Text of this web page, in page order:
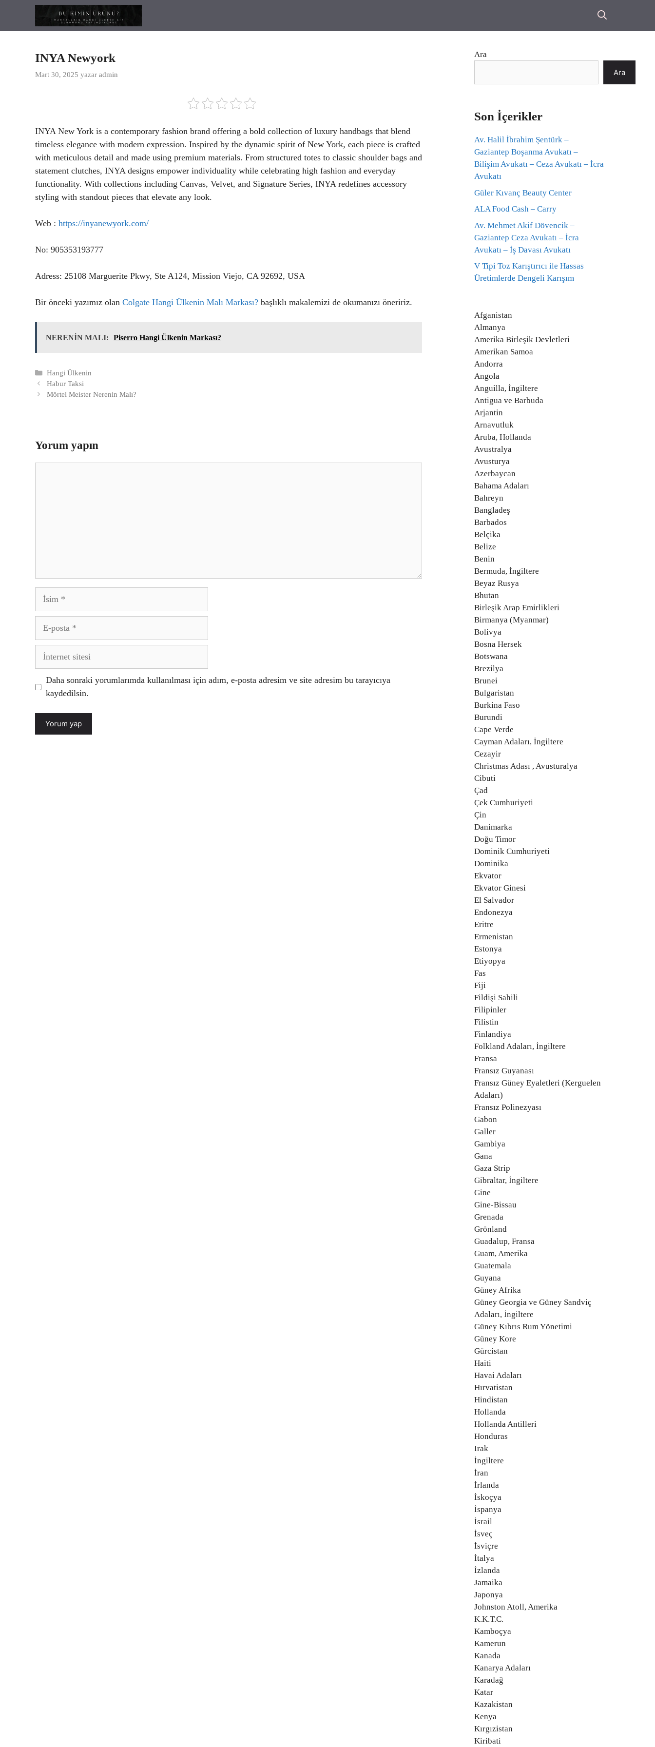
INYA Newyork
Mart 30, 2025 yazar admin
INYA New York is a contemporary fashion brand offering a bold collection of luxury handbags that blend
timeless elegance with modern expression. Inspired by the dynamic spirit of New York, each piece is crafted
with meticulous detail and made using premium materials. From structured totes to classic shoulder bags and
statement clutches, INYA designs empower individuality while celebrating high fashion and everyday
functionality. With collections including Canvas, Velvet, and Signature Series, INYA redefines accessory
styling with standout pieces that elevate any look.
Web : https://inyanewyork.com/
No: 905353193777
Adress: 25108 Marguerite Pkwy, Ste A124, Mission Viejo, CA 92692, USA
Bir önceki yazımız olan Colgate Hangi Ülkenin Malı Markası? başlıklı makalemizi de okumanızı öneririz.
NERENİN MALI: Piserro Hangi Ülkenin Markası?
Kategoriler
Hangi Ülkenin
Habur Taksi
Mörtel Meister Nerenin Malı?
Yorum yapın
İsim
posta
İnternet
Daha sonraki yorumlarımda kullanılması için adım, e-posta adresim ve site adresim bu tarayıcıya
kaydedilsin.
Ara
Ara
Son İçerikler
Av. Halil İbrahim Şentürk –
Gaziantep Boşanma Avukatı –
Bilişim Avukatı – Ceza Avukatı – İcra
Avukatı
Güler Kıvanç Beauty Center
ALA Food Cash – Carry
Av. Mehmet Akif Dövencik –
Gaziantep Ceza Avukatı – İcra
Avukatı – İş Davası Avukatı
V Tipi Toz Karıştırıcı ile Hassas
Üretimlerde Dengeli Karışım
Afganistan
Almanya
Amerika Birleşik Devletleri
Amerikan Samoa
Andorra
Angola
Anguilla, İngiltere
Antigua ve Barbuda
Arjantin
Arnavutluk
Aruba, Hollanda
Avustralya
Avusturya
Azerbaycan
Bahama Adaları
Bahreyn
Bangladeş
Barbados
Belçika
Belize
Benin
Bermuda, İngiltere
Beyaz Rusya
Bhutan
Birleşik Arap Emirlikleri
Birmanya (Myanmar)
Bolivya
Bosna Hersek
Botswana
Brezilya
Brunei
Bulgaristan
Burkina Faso
Burundi
Cape Verde
Cayman Adaları, İngiltere
Cezayir
Christmas Adası , Avusturalya
Cibuti
Çad
Çek Cumhuriyeti
Çin
Danimarka
Doğu Timor
Dominik Cumhuriyeti
Dominika
Ekvator
Ekvator Ginesi
El Salvador
Endonezya
Eritre
Ermenistan
Estonya
Etiyopya
Fas
Fiji
Fildişi Sahili
Filipinler
Filistin
Finlandiya
Folkland Adaları, İngiltere
Fransa
Fransız Guyanası
Fransız Güney Eyaletleri (Kerguelen
Adaları)
Fransız Polinezyası
Gabon
Galler
Gambiya
Gana
Gaza Strip
Gibraltar, İngiltere
Gine
Gine-Bissau
Grenada
Grönland
Guadalup, Fransa
Guam, Amerika
Guatemala
Guyana
Güney Afrika
Güney Georgia ve Güney Sandviç
Adaları, İngiltere
Güney Kıbrıs Rum Yönetimi
Güney Kore
Gürcistan
Haiti
Havai Adaları
Hırvatistan
Hindistan
Hollanda
Hollanda Antilleri
Honduras
Irak
İngiltere
İran
İrlanda
İskoçya
İspanya
İsrail
İsveç
İsviçre
İtalya
İzlanda
Jamaika
Japonya
Johnston Atoll, Amerika
K.K.T.C.
Kamboçya
Kamerun
Kanada
Kanarya Adaları
Karadağ
Katar
Kazakistan
Kenya
Kırgızistan
Kiribati